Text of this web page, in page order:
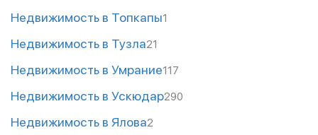
Недвижимость в Топкапы1
Недвижимость в Тузла21
Недвижимость в Умрание117
Недвижимость в Ускюдар290
Недвижимость в Ялова2